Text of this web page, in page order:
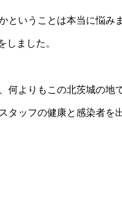
ということは本当に悩み
ました。
何よりもこの北茨城の地
タッフの健康と感染者を